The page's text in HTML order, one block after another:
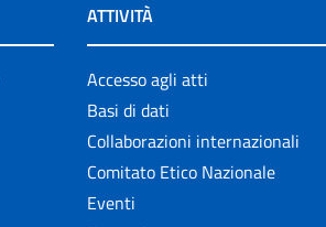
ATTIVITÀ
Accesso agli atti
Basi di dati
Collaborazioni internazionali
Comitato Etico Nazionale
Eventi